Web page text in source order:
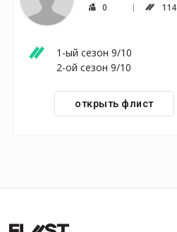
0 114
1-ый сезон 9/10
2-ой сезон 9/10
открыть флист